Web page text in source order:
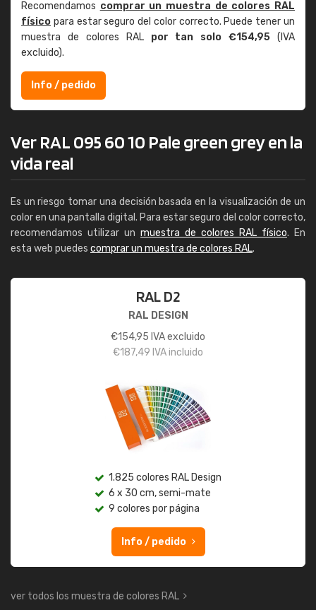
Recomendamos comprar un muestra de colores RAL
físico para estar seguro del color correcto. Puede tener un
muestra de colores RAL por tan solo €154,95 (IVA
excluido).
Info / pedido
Ver RAL 095 60 10 Pale green grey en la
vida real
Es un riesgo tomar una decisión basada en la visualización de un
color en una pantalla digital. Para estar seguro del color correcto,
recomendamos utilizar un muestra de colores RAL físico. En
esta web puedes comprar un muestra de colores RAL.
RAL D2
RAL DESIGN
€154,95 IVA excluido
€187,49 IVA incluido
1.825 colores RAL Design
6 x 30 cm, semi-mate
9 colores por página
Info / pedido
ver todos los muestra de colores RAL